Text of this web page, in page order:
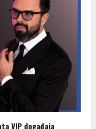
VIP događaja